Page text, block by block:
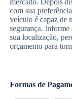
com sua
veículo é capaz de
segurança. Informe
sua localização,
orçamento para
Formas de